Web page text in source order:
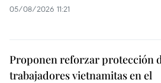
05/08/2026 11:21
Proponen reforzar protección
trabajadores vietnamitas en el